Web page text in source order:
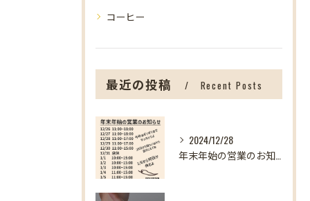
コーヒー
最近の投稿 Recent Posts
2024/12/28